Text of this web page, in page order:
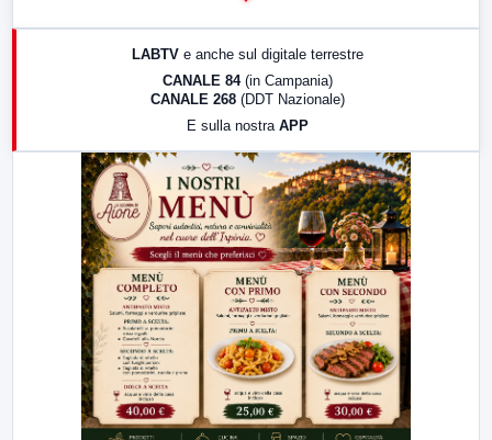
LabNews (replica)
LABTV e anche sul digitale terrestre
CANALE 84 (in Campania)
CANALE 268 (DDT Nazionale)
E sulla nostra APP